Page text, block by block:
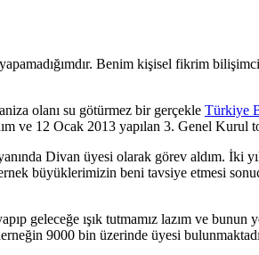
Benim kişisel fikrim
olanı su götürmez bir gerçekle Türkiye
ve 12 Ocak 2013 yapılan 3. Genel Kurul
yanında Divan üyesi olarak görev aldım. İki
büyüklerimizin beni tavsiye etmesi
geleceğe ışık tutmamız lazım ve
9000 bin üzerinde üyesi